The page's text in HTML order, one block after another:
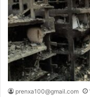
prenxa100@gmail.com